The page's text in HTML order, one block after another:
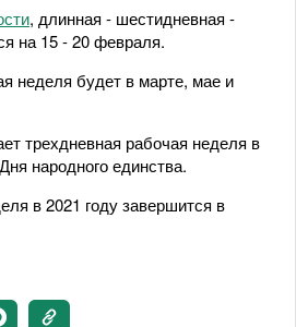
, длинная - шестидневная -
на 15 - 20 февраля.
неделя будет в марте, мае и
трехдневная рабочая неделя в
народного единства.
в 2021 году завершится в